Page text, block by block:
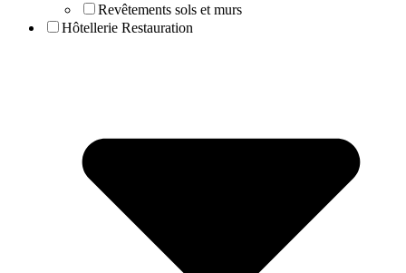
Revêtements sols et murs
Hôtellerie Restauration